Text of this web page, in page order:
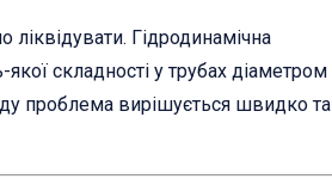
ліквідувати. Гідродинамічна
складності у трубах діаметром
проблема вирішується швидко та